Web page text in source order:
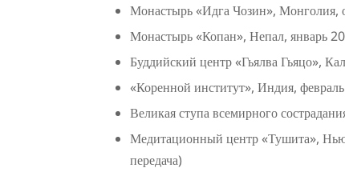
Монастырь «Идга Чозин», Монголия,
Монастырь «Копан», Непал, январь
Буддийский центр «Гьялва Гьяцо»,
«Коренной институт», Индия,
Великая ступа всемирного
Медитационный центр «Тушита»,
передача)